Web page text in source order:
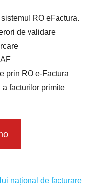
RO eFactura.
de validare
prin RO e-Factura
a facturilor primite
național de facturare